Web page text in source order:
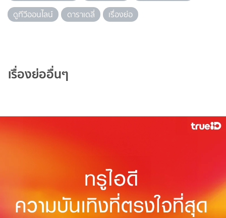
ดูทีวีออนไลน์
ดาราเดลี่ เรื่องย่อ
เรื่องย่ออื่นๆ